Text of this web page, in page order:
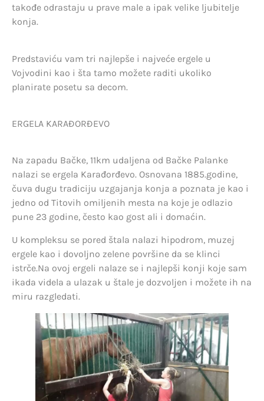
takođe odrastaju u prave male a ipak velike ljubitelje
konja.
Predstaviću vam tri najlepše i najveće ergele u
Vojvodini kao i šta tamo možete raditi ukoliko
planirate posetu sa decom.
ERGELA KARAĐORĐEVO
Na zapadu Bačke, 11km udaljena od Bačke Palanke
nalazi se ergela Karađorđevo. Osnovana 1885.godine,
čuva dugu tradiciju uzgajanja konja a poznata je kao i
jedno od Titovih omiljenih mesta na koje je odlazio
pune 23 godine, često kao gost ali i domaćin.
U kompleksu se pored štala nalazi hipodrom, muzej
ergele kao i dovoljno zelene površine da se klinci
istrče.Na ovoj ergeli nalaze se i najlepši konji koje sam
ikada videla a ulazak u štale je dozvoljen i možete ih na
miru razgledati.